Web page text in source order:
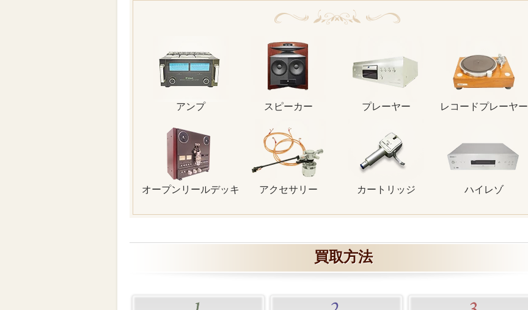
アンプ スピーカー プレーヤー レコードプレーヤー
オープンリールデッキ アクセサリー カートリッジ ハイレゾ
買取方法